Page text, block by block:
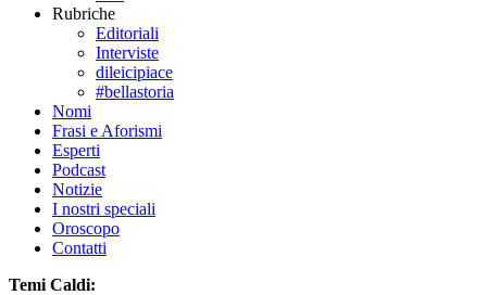
Rubriche
Editoriali
Interviste
dileicipiace
#bellastoria
Nomi
Frasi e Aforismi
Esperti
Podcast
Notizie
I nostri speciali
Oroscopo
Contatti
Temi Caldi: